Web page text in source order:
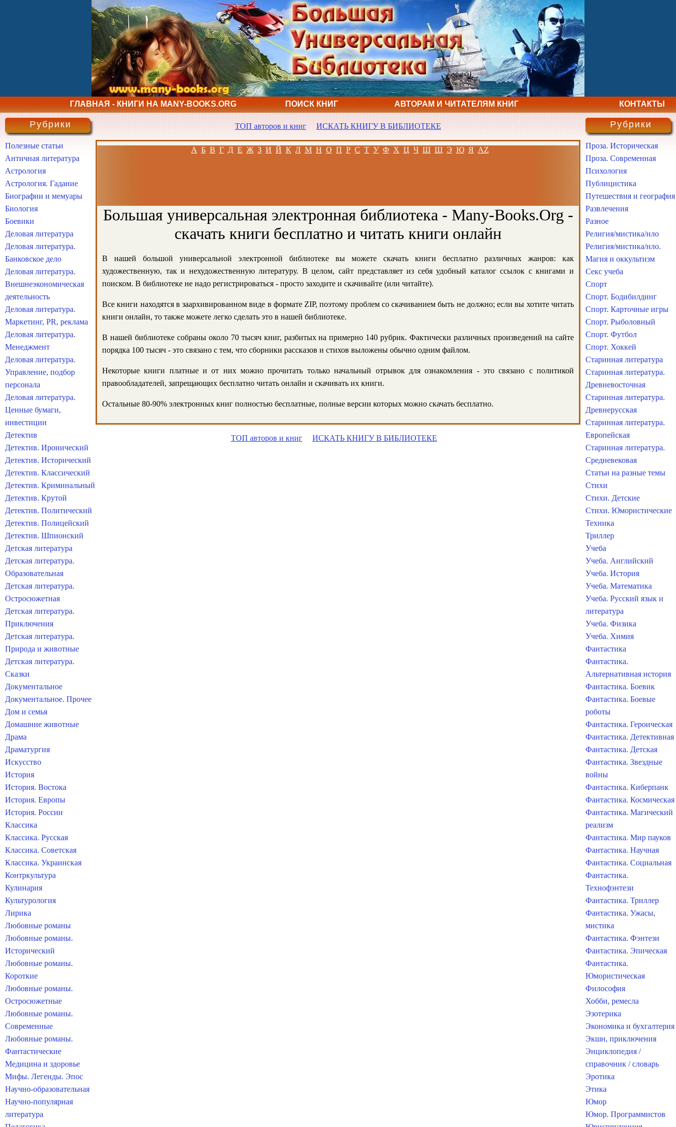
ГЛАВНАЯ - КНИГИ НА MANY-BOOKS.ORG ПОИСК КНИГ АВТОРАМ И ЧИТАТЕЛЯМ КНИГ КОНТАКТЫ
ТОП авторов и книг ИСКАТЬ КНИГУ В БИБЛИОТЕКЕ
А Б В Г Д Е Ж З И Й К Л М Н О П Р С Т У Ф Х Ц Ч Ш Щ Э Ю Я AZ
Большая универсальная электронная библиотека - Many-Books.Org -
скачать книги бесплатно и читать книги онлайн
В нашей большой универсальной электронной библиотеке вы можете скачать книги бесплатно различных жанров: как
художественную, так и нехудожественную литературу. В целом, сайт представляет из себя удобный каталог ссылок с книгами и
поиском. В библиотеке не надо регистрироваться - просто заходите и скачивайте (или читайте).
Все книги находятся в заархивированном виде в формате ZIP, поэтому проблем со скачиванием быть не должно; если вы хотите читать
книги онлайн, то также можете легко сделать это в нашей библиотеке.
В нашей библиотеке собраны около 70 тысяч книг, разбитых на примерно 140 рубрик. Фактически различных произведений на сайте
порядка 100 тысяч - это связано с тем, что сборники рассказов и стихов выложены обычно одним файлом.
Некоторые книги платные и от них можно прочитать только начальный отрывок для ознакомления - это связано с политикой
правообладателей, запрещающих бесплатно читать онлайн и скачивать их книги.
Остальные 80-90% электронных книг полностью бесплатные, полные версии которых можно скачать бесплатно.
ТОП авторов и книг ИСКАТЬ КНИГУ В БИБЛИОТЕКЕ
Рубрики
Полезные статьи
Античная литература
Астрология
Астрология. Гадание
Биографии и мемуары
Биология
Боевики
Деловая литература
Деловая литература.
Банковское дело
Деловая литература.
Внешнеэкономическая
деятельность
Деловая литература.
Маркетинг, PR, реклама
Деловая литература.
Менеджмент
Деловая литература.
Управление, подбор
персонала
Деловая литература.
Ценные бумаги,
инвестиции
Детектив
Детектив. Иронический
Детектив. Исторический
Детектив. Классический
Детектив. Криминальный
Детектив. Крутой
Детектив. Политический
Детектив. Полицейский
Детектив. Шпионский
Детская литература
Детская литература.
Образовательная
Детская литература.
Остросюжетная
Детская литература.
Приключения
Детская литература.
Природа и животные
Детская литература.
Сказки
Документальное
Документальное. Прочее
Дом и семья
Домашние животные
Драма
Драматургия
Искусство
История
История. Востока
История. Европы
История. России
Классика
Классика. Русская
Классика. Советская
Классика. Украинская
Контркультура
Кулинария
Культурология
Лирика
Любовные романы
Любовные романы.
Исторический
Любовные романы.
Короткие
Любовные романы.
Остросюжетные
Любовные романы.
Современные
Любовные романы.
Фантастические
Медицина и здоровье
Мифы. Легенды. Эпос
Научно-образовательная
Научно-популярная
литература
Рубрики
Проза. Историческая
Проза. Современная
Психология
Публицистика
Путешествия и география
Развлечения
Разное
Религия/мистика/нло
Религия/мистика/нло.
Магия и оккультизм
Секс учеба
Спорт
Спорт. Бодибилдинг
Спорт. Карточные игры
Спорт. Рыболовный
Спорт. Футбол
Спорт. Хоккей
Старинная литература
Старинная литература.
Древневосточная
Старинная литература.
Древнерусская
Старинная литература.
Европейская
Старинная литература.
Средневековая
Статьи на разные темы
Стихи
Стихи. Детские
Стихи. Юмористические
Техника
Триллер
Учеба
Учеба. Английский
Учеба. История
Учеба. Математика
Учеба. Русский язык и
литература
Учеба. Физика
Учеба. Химия
Фантастика
Фантастика.
Альтернативная история
Фантастика. Боевик
Фантастика. Боевые
роботы
Фантастика. Героическая
Фантастика. Детективная
Фантастика. Детская
Фантастика. Звездные
войны
Фантастика. Киберпанк
Фантастика. Космическая
Фантастика. Магический
реализм
Фантастика. Мир пауков
Фантастика. Научная
Фантастика. Социальная
Фантастика.
Технофэнтези
Фантастика. Триллер
Фантастика. Ужасы,
мистика
Фантастика. Фэнтези
Фантастика. Эпическая
Фантастика.
Юмористическая
Философия
Хобби, ремесла
Эзотерика
Экономика и бухгалтерия
Экшн, приключения
Энциклопедия /
справочник / словарь
Эротика
Этика
Юмор
Юмор. Программистов